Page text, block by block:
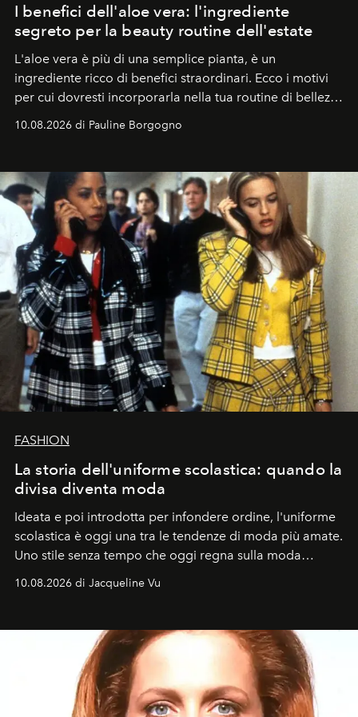
I benefici dell'aloe vera: l'ingrediente
segreto per la beauty routine dell'estate
L'aloe vera è più di una semplice pianta, è un
ingrediente ricco di benefici straordinari. Ecco i motivi
per cui dovresti incorporarla nella tua routine di bellezza
e benessere.
10.08.2026 di Pauline Borgogno
FASHION
La storia dell'uniforme scolastica: quando la
divisa diventa moda
Ideata e poi introdotta per infondere ordine, l'uniforme
scolastica è oggi una tra le tendenze di moda più amate.
Uno stile senza tempo che oggi regna sulla moda
tradizionale e sulla cultura pop.
10.08.2026 di Jacqueline Vu